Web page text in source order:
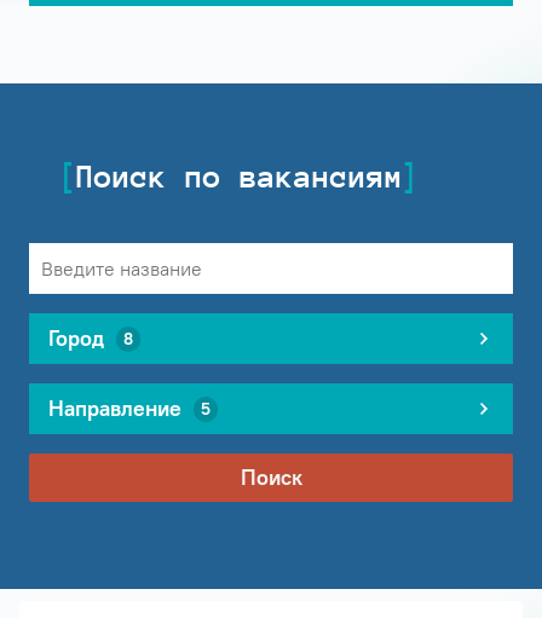
Поиск по вакансиям
Город 8
Направление 5
Поиск